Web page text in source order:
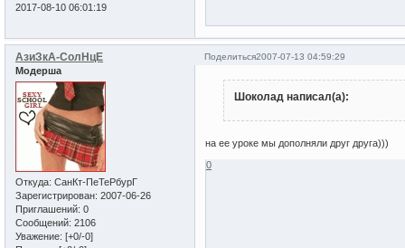
2017-08-10 06:01:19
Поделиться2007-07-13 04:59:29
АзиЗкА-СолНцЕ
Модерша
Откуда: СанКт-ПеТеРбурГ
Зарегистрирован: 2007-06-26
Приглашений: 0
Сообщений: 2106
Уважение: [+0/-0]
Шоколад написал(а):
на ее уроке мы дополняли друг друга)))
0